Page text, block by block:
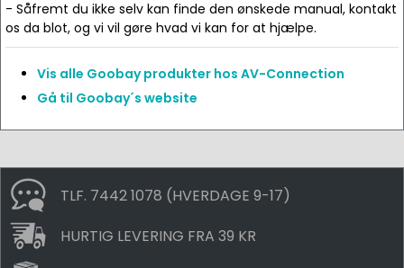
- Såfremt du ikke selv kan finde den ønskede manual, kontakt
os da blot, og vi vil gøre hvad vi kan for at hjælpe.
Vis alle Goobay produkter hos AV-Connection
Gå til Goobay´s website
TLF. 7442 1078 (HVERDAGE 9-17)
HURTIG LEVERING FRA 39 KR